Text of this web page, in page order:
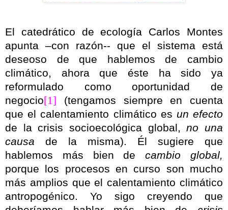
El catedrático de ecología Carlos Montes
apunta –con razón-- que el sistema está
deseoso de que hablemos de cambio
climático, ahora que éste ha sido ya
reformulado como oportunidad de
negocio[1] (tengamos siempre en cuenta
que el calentamiento climático es un efecto
de la crisis socioecológica global,no una
causa de la misma). Él sugiere que
hablemos más bien decambio global,
porque los procesos en curso son mucho
más amplios que el calentamiento climático
antropogénico. Yo sigo creyendo que